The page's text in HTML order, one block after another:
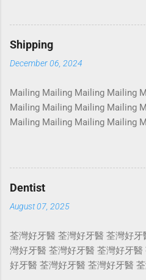
Photoshoot Portrait Services
Photoshoot Portrait Services
Photoshoot Portrait Services
Photoshoot Portrait Services
Photoshoot Portrait Services
Photoshoot Portrait Services
Photoshoot Portrait Services
Photoshoot Portrait Services
Photoshoot Portrait Services
Photoshoot Portrait Services
Photosho...
Shipping
December 06, 2024
Mailing Mailing Mailing Mailing
Mailing Mailing Mailing Mailing
Mailing Mailing Mailing Mailing
Mailing Mailing Mailing Mailing
Mailing Mailing Mailing Mailing
Mailing Mailing Mailing Mailing
Mailing Mailing Mailing Mailing
Mailing Mailing Mailing Mailing
Mailing Mailing Mailing Mailing
Mailing Mailing Mailing Mailing
Dentist
August 07, 2025
荃灣好牙醫 荃灣好牙醫 荃灣好
灣好牙醫 荃灣好牙醫 荃灣好牙
好牙醫 荃灣好牙醫 荃灣好牙醫